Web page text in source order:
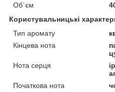
Об`єм
Користувальницькі
Тип аромату
Кінцева нота
Нота серця
Початкова нота